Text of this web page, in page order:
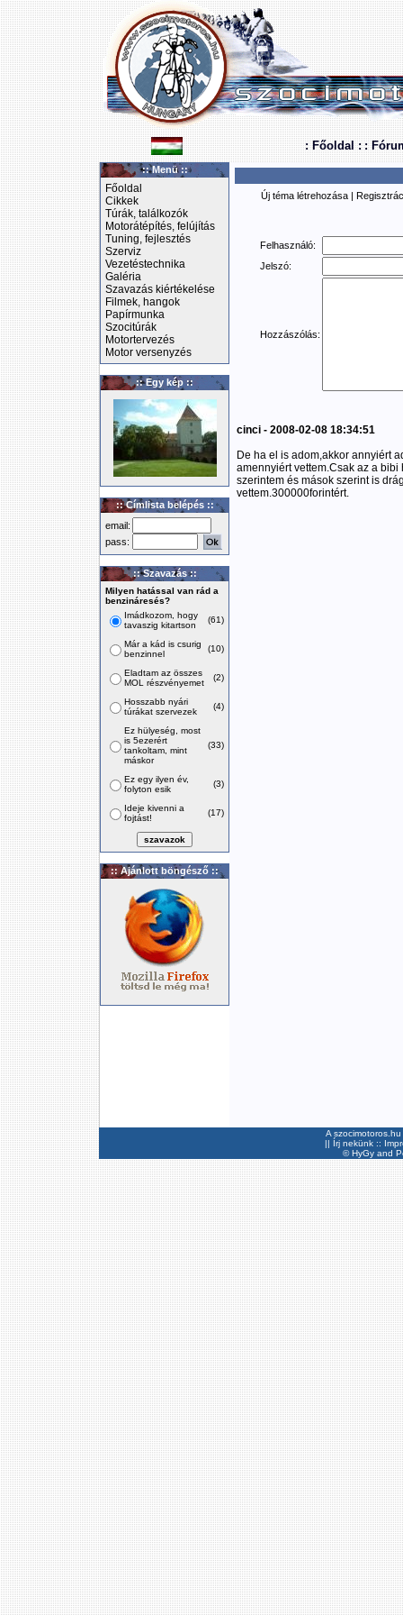
: Főoldal : :
:: Menü ::
Főoldal
Cikkek
Túrák, találkozók
Motorátépítés, felújítás
Tuning, fejlesztés
Szerviz
Vezetéstechnika
Galéria
Szavazás kiértékelése
Filmek, hangok
Papírmunka
Szocitúrák
Motortervezés
Motor versenyzés
:: Egy kép ::
:: Címlista belépés ::
email:
pass:
:: Szavazás ::
Milyen hatással van rád a
benzináresés?
Imádkozom, hogy
tavaszig kitartson
(61)
Már a kád is csurig
benzinnel
(10)
Eladtam az összes
MOL részvényemet
(2)
Hosszabb nyári
túrákat szervezek
(4)
Ez hülyeség, most
is 5ezerért
tankoltam, mint
máskor
(33)
Ez egy ilyen év,
folyton esik
(3)
Ideje kivenni a
fojtást!
(17)
:: Ajánlott böngésző ::
Új téma létrehozása |
Felhasználó:
Jelszó:
Hozzászólás:
cinci - 2008-02-08 18:34:51
De ha el is adom,akkor annyiért
amennyiért vettem.Csak az a bibi
szerintem és mások szerint is
vettem.300000forintért.
A
|| Írj nekünk ::
©HyGyand